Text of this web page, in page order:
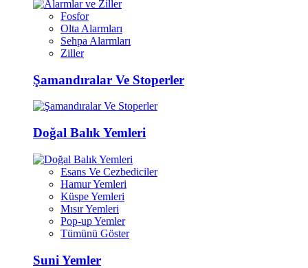
Fosfor
Olta Alarmları
Sehpa Alarmları
Ziller
Şamandıralar Ve Stoperler
Doğal Balık Yemleri
Esans Ve Cezbediciler
Hamur Yemleri
Küspe Yemleri
Mısır Yemleri
Pop-up Yemler
Tümünü Göster
Suni Yemler